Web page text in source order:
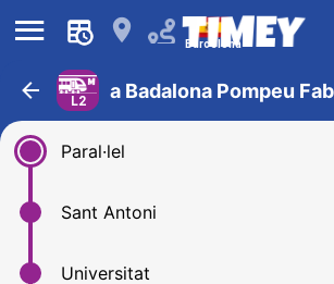
󰍜 󰍎 Barcelona
󰁍 L2 a Badalona Pompeu
Paral·lel
Sant Antoni
Universitat